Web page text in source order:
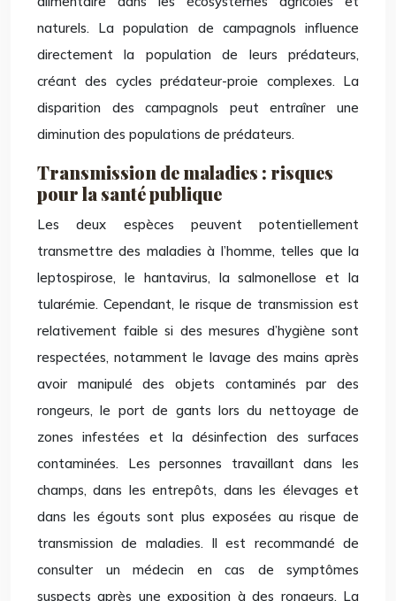
naturels. La population de campagnols influence
directement la population de leurs prédateurs,
créant des cycles prédateur-proie complexes. La
disparition des campagnols peut entraîner une
diminution des populations de prédateurs.
Transmission de maladies : risques
pour la santé publique
Les deux espèces peuvent potentiellement
transmettre des maladies à l’homme, telles que la
leptospirose, le hantavirus, la salmonellose et la
tularémie. Cependant, le risque de transmission est
relativement faible si des mesures d’hygiène sont
respectées, notamment le lavage des mains après
avoir manipulé des objets contaminés par des
rongeurs, le port de gants lors du nettoyage de
zones infestées et la désinfection des surfaces
contaminées. Les personnes travaillant dans les
champs, dans les entrepôts, dans les élevages et
dans les égouts sont plus exposées au risque de
transmission de maladies. Il est recommandé de
consulter un médecin en cas de symptômes
suspects après une exposition à des rongeurs. La